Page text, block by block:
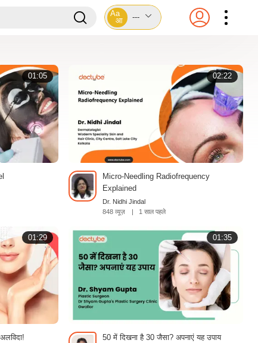
Aa
आ
---
01:05 02:22
Micro-Needling Radiofrequency
Explained
Dr. Nidhi Jindal
848 व्यूज़
| 1 साल पहले
01:29 01:35
50 में दिखना है 30 जैसा? अपनाएं यह उपाय